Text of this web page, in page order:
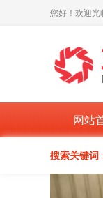
您好！欢迎光
网站
搜索关键词